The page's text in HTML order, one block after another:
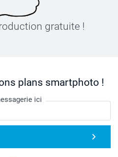
gratuite !
plans smartphoto !
ici